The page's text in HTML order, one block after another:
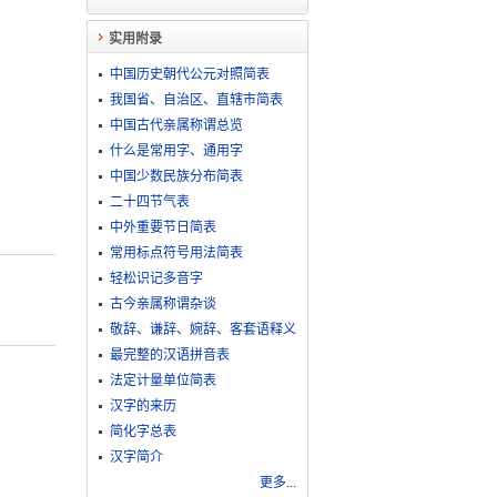
实用附录
中国历史朝代公元对照简表
我国省、自治区、直辖市简表
中国古代亲属称谓总览
什么是常用字、通用字
中国少数民族分布简表
二十四节气表
中外重要节日简表
常用标点符号用法简表
轻松识记多音字
古今亲属称谓杂谈
敬​辞​、​谦​辞​、​婉​辞​、​客​套​语​释​义
最完整的汉语拼音表
法定计量单位简表
汉字的来历
简化字总表
汉字简介
更多...